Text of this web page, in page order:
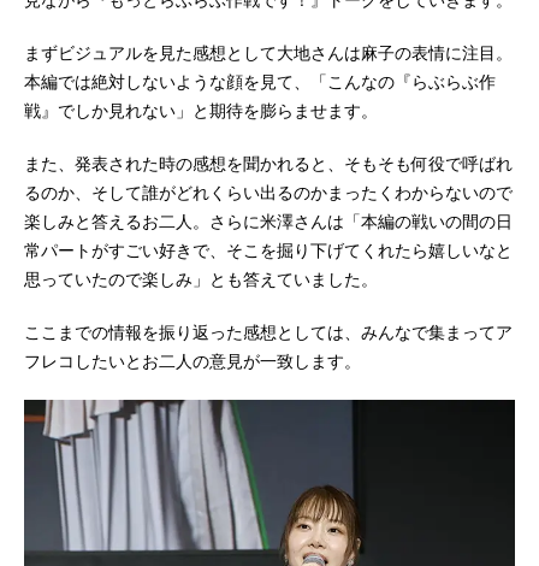
ェスタ」のステージが荒天により中
止となってしまったため、急遽配信
が決定したもの。西住みほ役・渕上
ム役・高森奈津美さん、ムラカミ
役・大地葉さん、フリント役・米澤
円さん、カトラス役・七瀬亜深さん
という「みほ＆サメさんチーム」の6
人がトークを繰り広げました。公式
スピンオフコミック『ガールズ＆パ
す！』のアニメ化も発表となった生
配信の様子をレポートしていきま
す！サメさんチーム惜しくも大洗リ
ベンジならず。3度目の正直に向けて
波濤を越えろ！配信が始まり、まず
は簡単に挨拶と配信の意気込みか
ら。その中で印象的だったのは、米
澤さんがあまりに大洗に行きたい気
持ちが強すぎて、解消するために昨
まずビジュアルを見た感想として大地さんは麻子の表情に注目。
本編では絶対しないような顔を見て、「こんなの『らぶらぶ作
戦』でしか見れない」と期待を膨らませます。
また、発表された時の感想を聞かれると、そもそも何役で呼ばれ
るのか、そして誰がどれくらい出るのかまったくわからないので
楽しみと答えるお二人。さらに米澤さんは「本編の戦いの間の日
常パートがすごい好きで、そこを掘り下げてくれたら嬉しいなと
思っていたので楽しみ」とも答えていました。
ここまでの情報を振り返った感想としては、みんなで集まってア
フレコしたいとお二人の意見が一致します。